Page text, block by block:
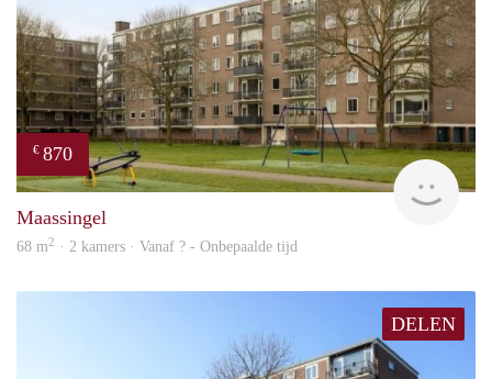
€ 870
Maassingel
68 m2 · 2 kamers · Vanaf ? - Onbepaalde tijd
DELEN